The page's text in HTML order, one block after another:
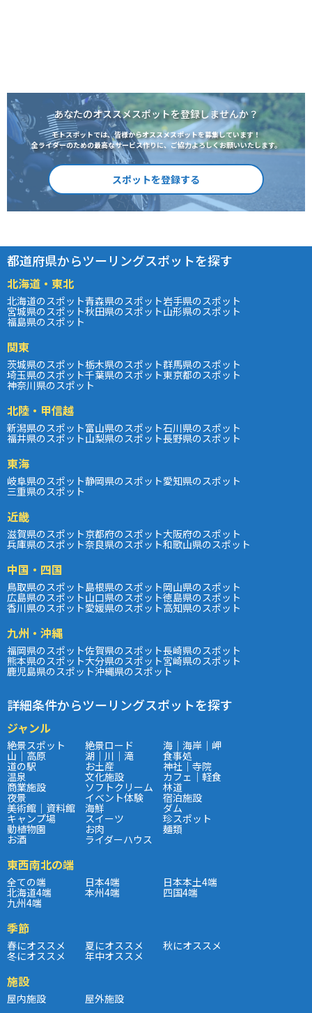
あなたのオススメスポットを登録しませんか？
モトスポットでは、皆様からオススメスポットを募集しています！
全ライダーのための最高なサービス作りに、ご協力よろしくお願いいたします。
スポットを登録する
都道府県からツーリングスポットを探す
北海道・東北
北海道のスポット青森県のスポット岩手県のスポット
宮城県のスポット秋田県のスポット山形県のスポット
福島県のスポット
関東
茨城県のスポット栃木県のスポット群馬県のスポット
埼玉県のスポット千葉県のスポット東京都のスポット
神奈川県のスポット
北陸・甲信越
新潟県のスポット富山県のスポット石川県のスポット
福井県のスポット山梨県のスポット長野県のスポット
東海
岐阜県のスポット静岡県のスポット愛知県のスポット
三重県のスポット
近畿
滋賀県のスポット京都府のスポット大阪府のスポット
兵庫県のスポット奈良県のスポット和歌山県のスポット
中国・四国
鳥取県のスポット島根県のスポット岡山県のスポット
広島県のスポット山口県のスポット徳島県のスポット
香川県のスポット愛媛県のスポット高知県のスポット
九州・沖縄
福岡県のスポット佐賀県のスポット長崎県のスポット
熊本県のスポット大分県のスポット宮崎県のスポット
鹿児島県のスポット沖縄県のスポット
詳細条件からツーリングスポットを探す
ジャンル
絶景スポット 絶景ロード 海｜海岸｜岬
山｜高原 湖｜川｜滝 食事処
道の駅 お土産 神社｜寺院
温泉 文化施設 カフェ｜軽食
商業施設 ソフトクリーム 林道
夜景 イベント体験 宿泊施設
美術館｜資料館 海鮮 ダム
キャンプ場 スイーツ 珍スポット
動植物園 お肉 麺類
お酒 ライダーハウス
東西南北の端
全ての端 日本4端 日本本土4端
北海道4端 本州4端 四国4端
九州4端
季節
春にオススメ 夏にオススメ 秋にオススメ
冬にオススメ 年中オススメ
施設
屋内施設 屋外施設